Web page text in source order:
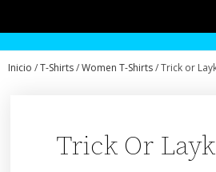
Inicio /T-Shirts/Women T-Shirts/ Trick or
Trick Or